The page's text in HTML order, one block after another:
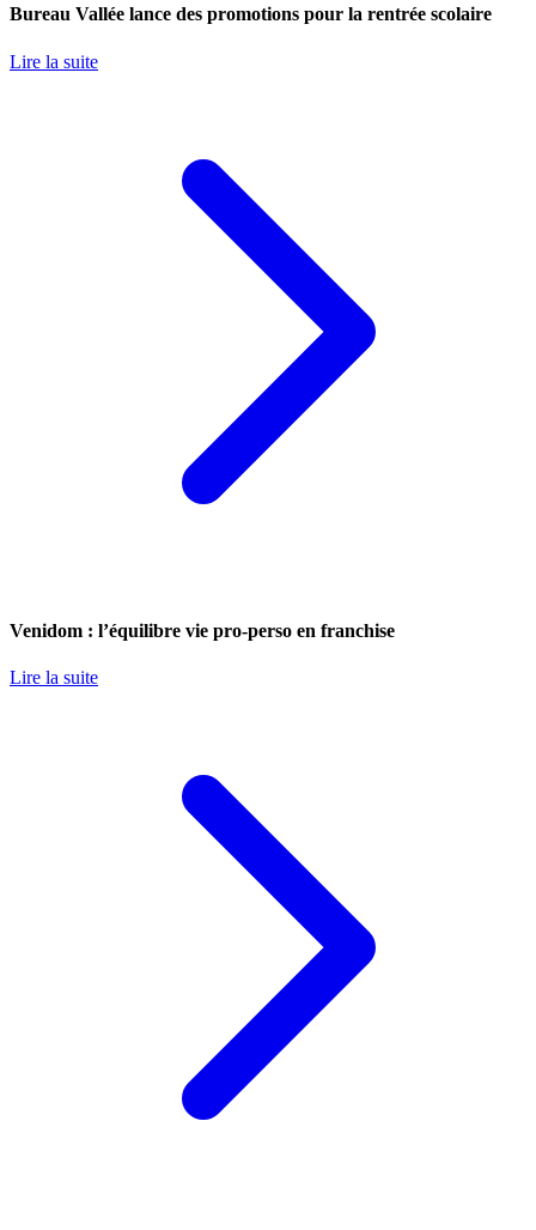
Bureau Vallée lance des promotions pour la rentrée scolaire
Lire la suite
Venidom : l’équilibre vie pro-perso en franchise
Lire la suite